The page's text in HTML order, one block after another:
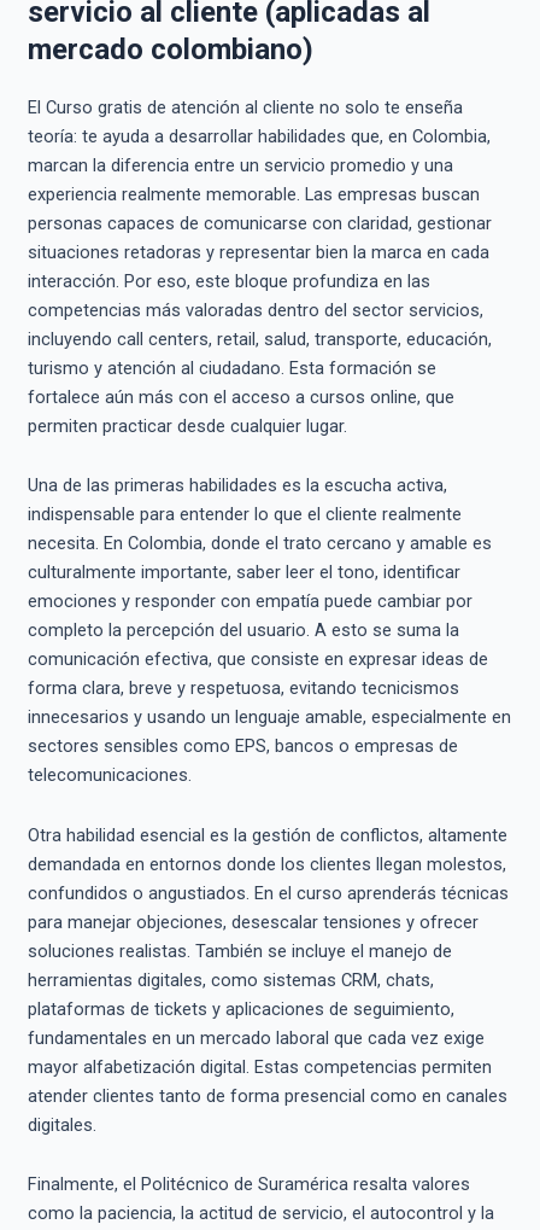
servicio al cliente (aplicadas al
mercado colombiano)
El Curso gratis de atención al cliente no solo te enseña
teoría: te ayuda a desarrollar habilidades que, en Colombia,
marcan la diferencia entre un servicio promedio y una
experiencia realmente memorable. Las empresas buscan
personas capaces de comunicarse con claridad, gestionar
situaciones retadoras y representar bien la marca en cada
interacción. Por eso, este bloque profundiza en las
competencias más valoradas dentro del sector servicios,
incluyendo call centers, retail, salud, transporte, educación,
turismo y atención al ciudadano. Esta formación se
fortalece aún más con el acceso a cursos online, que
permiten practicar desde cualquier lugar.
Una de las primeras habilidades es la escucha activa,
indispensable para entender lo que el cliente realmente
necesita. En Colombia, donde el trato cercano y amable es
culturalmente importante, saber leer el tono, identificar
emociones y responder con empatía puede cambiar por
completo la percepción del usuario. A esto se suma la
comunicación efectiva, que consiste en expresar ideas de
forma clara, breve y respetuosa, evitando tecnicismos
innecesarios y usando un lenguaje amable, especialmente en
sectores sensibles como EPS, bancos o empresas de
telecomunicaciones.
Otra habilidad esencial es la gestión de conflictos, altamente
demandada en entornos donde los clientes llegan molestos,
confundidos o angustiados. En el curso aprenderás técnicas
para manejar objeciones, desescalar tensiones y ofrecer
soluciones realistas. También se incluye el manejo de
herramientas digitales, como sistemas CRM, chats,
plataformas de tickets y aplicaciones de seguimiento,
fundamentales en un mercado laboral que cada vez exige
mayor alfabetización digital. Estas competencias permiten
atender clientes tanto de forma presencial como en canales
digitales.
Finalmente, el Politécnico de Suramérica resalta valores
como la paciencia, la actitud de servicio, el autocontrol y la